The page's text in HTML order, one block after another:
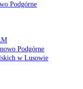
Podgórne
Podgórne
w Lusowie